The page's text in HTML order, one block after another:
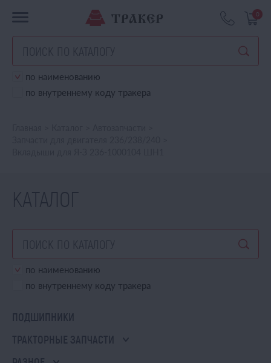
0
по наименованию
по внутреннему коду тракера
КАТАЛОГ
по наименованию
по внутреннему коду тракера
ПОДШИПНИКИ
ТРАКТОРНЫЕ ЗАПЧАСТИ